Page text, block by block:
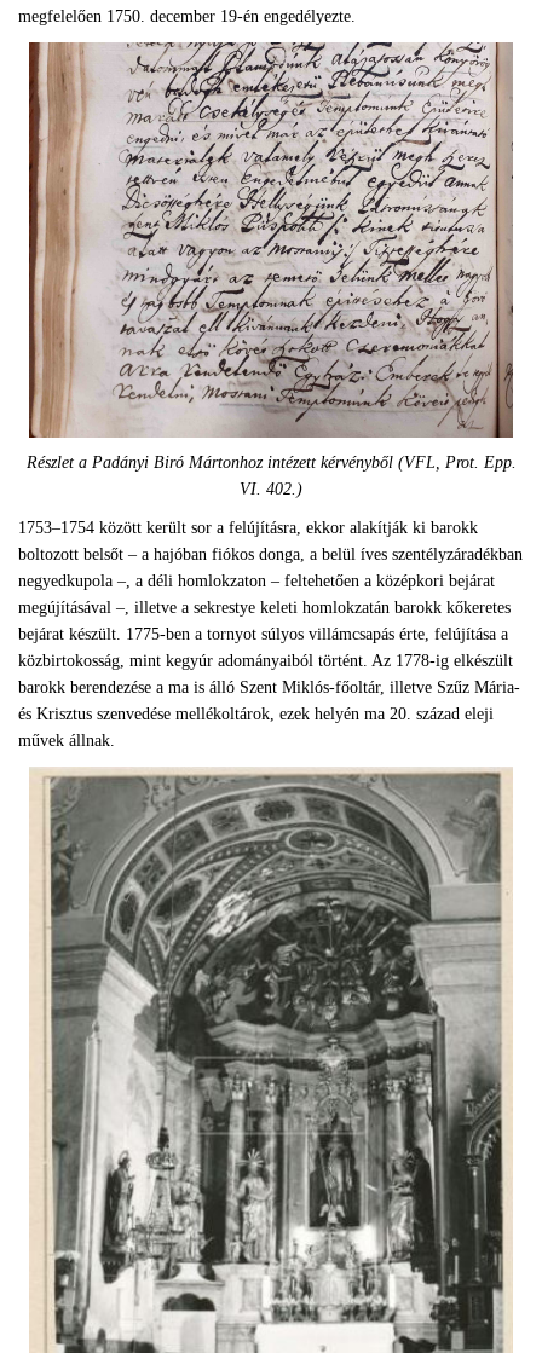
megfelelően 1750. december 19-én engedélyezte.
Részlet a Padányi Biró Mártonhoz intézett kérvényből (VFL, Prot. Epp.
VI. 402.)
1753–1754 között került sor a felújításra, ekkor alakítják ki barokk
boltozott belsőt – a hajóban fiókos donga, a belül íves szentélyzáradékban
negyedkupola –, a déli homlokzaton – feltehetően a középkori bejárat
megújításával –, illetve a sekrestye keleti homlokzatán barokk kőkeretes
bejárat készült. 1775-ben a tornyot súlyos villámcsapás érte, felújítása a
közbirtokosság, mint kegyúr adományaiból történt. Az 1778-ig elkészült
barokk berendezése a ma is álló Szent Miklós-főoltár, illetve Szűz Mária-
és Krisztus szenvedése mellékoltárok, ezek helyén ma 20. század eleji
művek állnak.